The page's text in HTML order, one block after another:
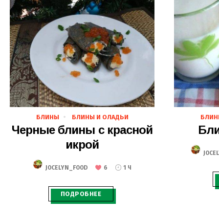
28.02.2020
БЛИНЫ БЛИНЫ И ОЛАДЬИ
Черные блины с красной
икрой
JOCELYN_FOOD 6 1 Ч
ПОДРОБНЕЕ